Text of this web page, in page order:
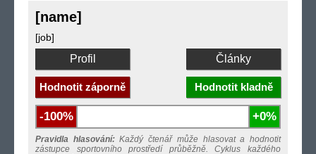
[name]
[job]
Profil Články
Hodnotit záporně Hodnotit kladně
-100% +0%
Pravidla hlasování:Každý čtenář může hlasovat a hodnotit
zástupce sportovního prostředí průběžně. Cyklus každého